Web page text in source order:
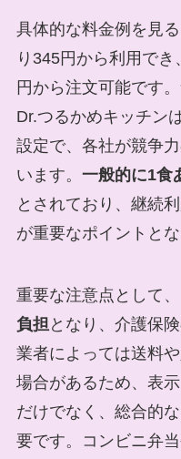
具体的な料金例を見
り345円から利用で
円から注文可能です
Dr.つるかめキッチン
設定で、各社が競争
います。 一般的に1食
とされており、継続
が重要なポイントとな
重要な注意点として
負担 となり、介護保
業者によっては送料
場合があるため、表
だけでなく、総合的
要です。コンビニ弁